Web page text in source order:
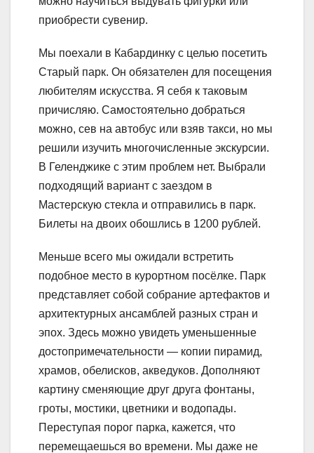
приобрести сувенир.
Мы поехали в Кабардинку с целью посетить
Старый парк. Он обязателен для посещения
любителям искусства. Я себя к таковым
причисляю. Самостоятельно добраться
можно, сев на автобус или взяв такси, но мы
решили изучить многочисленные экскурсии.
В Геленджике с этим проблем нет. Выбрали
подходящий вариант с заездом в
Мастерскую стекла и отправились в парк.
Билеты на двоих обошлись в 1200 рублей.
Меньше всего мы ожидали встретить
подобное место в курортном посёлке. Парк
представляет собой собрание артефактов и
архитектурных ансамблей разных стран и
эпох. Здесь можно увидеть уменьшенные
достопримечательности — копии пирамид,
храмов, обелисков, акведуков. Дополняют
картину сменяющие друг друга фонтаны,
гроты, мостики, цветники и водопады.
Переступая порог парка, кажется, что
перемещаешься во времени. Мы даже не